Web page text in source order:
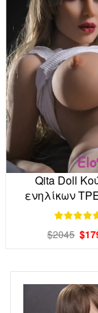
Qita Doll
ενηλίκων
165cm Factory
$2045